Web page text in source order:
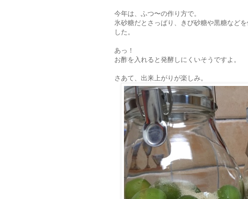
今年は、ふつ〜の作り方で。
氷砂糖だとさっぱり、きび砂糖や黒糖など
した。
あっ！
お酢を入れると発酵しにくいそうですよ。
さあて、出来上がりが楽しみ。